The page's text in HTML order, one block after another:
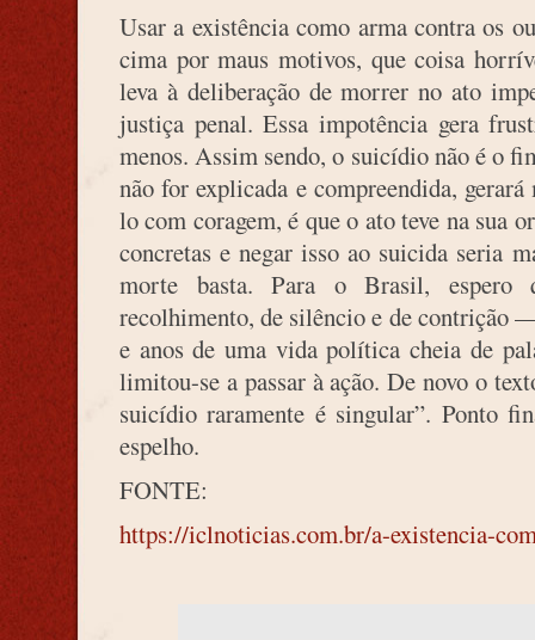
Usar a existência como arma contra os
cima por maus motivos, que coisa
leva à deliberação de morrer no ato
justiça penal. Essa impotência gera
menos. Assim sendo, o suicídio não é o
não for explicada e compreendida,
lo com coragem, é que o ato teve na sua
concretas e negar isso ao suicida seria
morte basta. Para o Brasil,
recolhimento, de silêncio e de contrição
e anos de uma vida política cheia de
limitou-se a passar à ação. De novo o
suicídio raramente é singular”. Ponto
espelho.
FONTE:
https://iclnoticias.com.br/a-existencia-